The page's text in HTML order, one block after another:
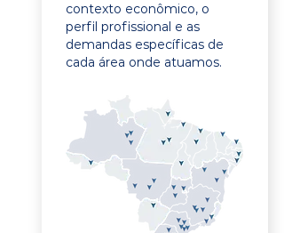
contexto econômico, o
perfil profissional e as
demandas específicas de
cada área onde atuamos.